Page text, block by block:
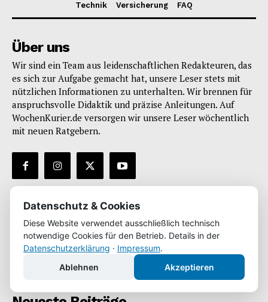
Technik
Versicherung FAQ
Über uns
Wir sind ein Team aus leidenschaftlichen Redakteuren, das
es sich zur Aufgabe gemacht hat, unsere Leser stets mit
nützlichen Informationen zu unterhalten. Wir brennen für
anspruchsvolle Didaktik und präzise Anleitungen. Auf
WochenKurier.de versorgen wir unsere Leser wöchentlich
mit neuen Ratgebern.
Infos
Impressum
Datenschutz
* enthält Werbung
Datenschutz & Cookies
Diese Website verwendet ausschließlich technisch
notwendige Cookies für den Betrieb. Details in der
Datenschutzerklärung · Impressum.
Ablehnen
Akzeptieren